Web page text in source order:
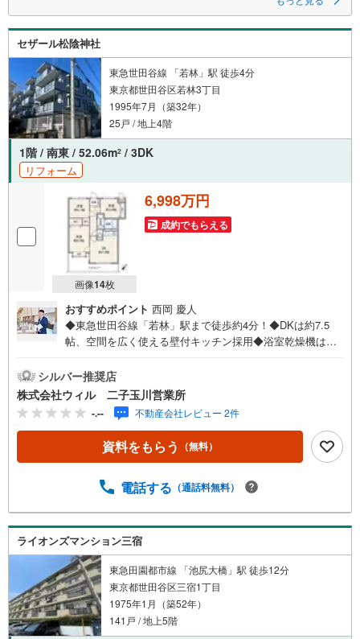
※鍵の手配が必要な場合や、居住中の物件は即日対応が難しい場合もござい
ます。お早めにお問い合わせください。
■ネット非公開情報もご紹介事前にご希望の「広さ・価格・エリア」や住み
替えのきっかけをお聞かせいただければ、ネット掲載不可の限定情報
や、新規公開予定の物件資料も併せてご用意いたします。
■安心の資金計画・売却サポート将来の金銭的な不安には、提携ファイナン
シャルプランナー（FP）がライフプランに合わせた資金計画をお答えし
ます。また、購入だけでなく、将来の住み替えやご売却の相談まで長期的
にサポートいたします。
営業時間（9:00～18:00）はお電話が繋がりやすくなっております。人気物
件は早期終了の可能性があるため、お早めにお問い合わせください！
セザール松陰神社
東急世田谷線 「若林」駅 徒歩4分
東京都世田谷区若林3丁目
1995年7月（築32年）
25戸 / 地上4階
1階 / 南東 / 52.06m2 / 3DK
リフォーム
画像14枚
6,998万円
成約でもらえる
おすすめポイント 西岡 慶人
◆東急世田谷線「若林」駅まで徒歩約4分！◆DKは約7.5
帖、空間を広く使える壁付キッチン採用◆浴室乾燥機は花
呂に入れる追い焚き機能付き◆明るい全室採光設計！気持
ちよく過ごせます◆洋室は3部屋ともクローゼット付きです
っきり◆大切な家族の一員であるペットと暮らせます（細
則有）◆防犯性を高めるオートロック導入◆不在時でも荷
物の受け取りに便利な宅配ボックス利用可能！◆「ピーコ
ックストア（三軒茶屋の杜店）」まで徒歩約7分◆楽しみ広
9:00】上記時間はお電話が繋がりやすくなっております。
内・現地を見学する（無料）」ボタンよりご希望の日時を
ご記入いただけますとスムーズにご案内が可能です。【ウ
ィル不動産販売はここが強み】（1）住宅ローンに精通して
おり、社内にローン専門部署があります！（2）施工実績多
数のリフォーム部門も社内にあります！（3）定休日なし！
シルバー推奨店
株式会社ウィル 二子玉川営業所
-.-- 不動産会社レビュー 2件
資料をもらう （無料）
電話する （通話料無料）
ライオンズマンション三宿
東急田園都市線 「池尻大橋」駅 徒歩12分
東京都世田谷区三宿1丁目
1975年1月（築52年）
141戸 / 地上5階